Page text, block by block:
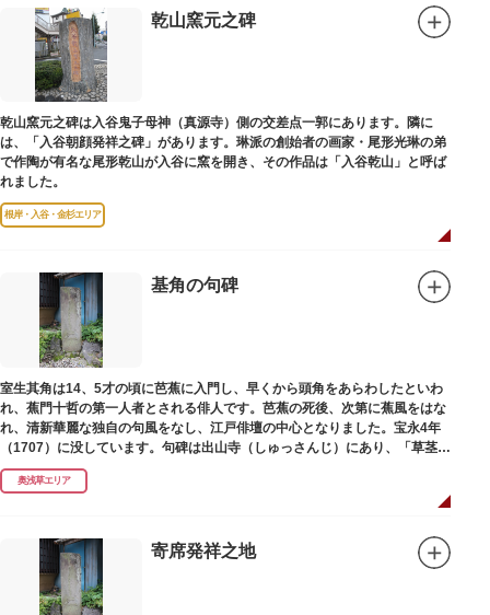
乾山窯元之碑
乾山窯元之碑は入谷鬼子母神（真源寺）側の交差点一郭にあります。隣に
は、「入谷朝顔発祥之碑」があります。琳派の創始者の画家・尾形光琳の弟
で作陶が有名な尾形乾山が入谷に窯を開き、その作品は「入谷乾山」と呼ば
れました。
根岸・入谷・金杉エリア
基角の句碑
室生其角は14、5才の頃に芭蕉に入門し、早くから頭角をあらわしたといわ
れ、蕉門十哲の第一人者とされる俳人です。芭蕉の死後、次第に蕉風をはな
れ、清新華麗な独自の句風をなし、江戸俳壇の中心となりました。宝永4年
（1707）に没しています。句碑は出山寺（しゅっさんじ）にあり、「草茎を
つつむ葉もなき 雲間哉」と刻まれています。
奥浅草エリア
寄席発祥之地